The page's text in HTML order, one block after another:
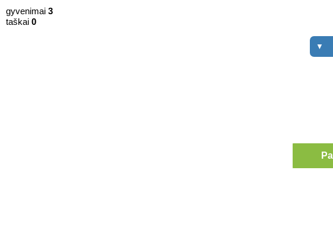
gyvenimai 3
taškai 0
▼